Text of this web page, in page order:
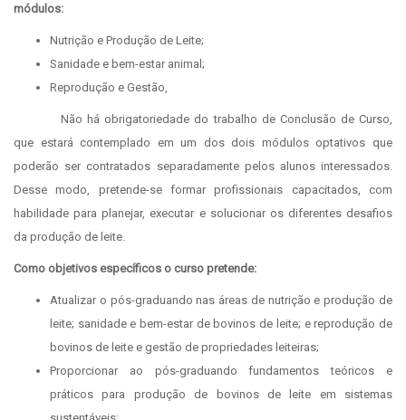
módulos:
Nutrição e Produção de Leite;
Sanidade e bem-estar animal;
Reprodução e Gestão,
Não há obrigatoriedade do trabalho de Conclusão de Curso,
que estará contemplado em um dos dois módulos optativos que
poderão ser contratados separadamente pelos alunos interessados.
Desse modo, pretende-se formar profissionais capacitados, com
habilidade para planejar, executar e solucionar os diferentes desafios
da produção de leite.
Como objetivos específicos o curso pretende:
Atualizar o pós-graduando nas áreas de nutrição e produção de
leite; sanidade e bem-estar de bovinos de leite; e reprodução de
bovinos de leite e gestão de propriedades leiteiras;
Proporcionar ao pós-graduando fundamentos teóricos e
práticos para produção de bovinos de leite em sistemas